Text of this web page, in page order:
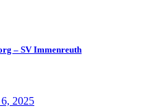
– SV Immenreuth
2025